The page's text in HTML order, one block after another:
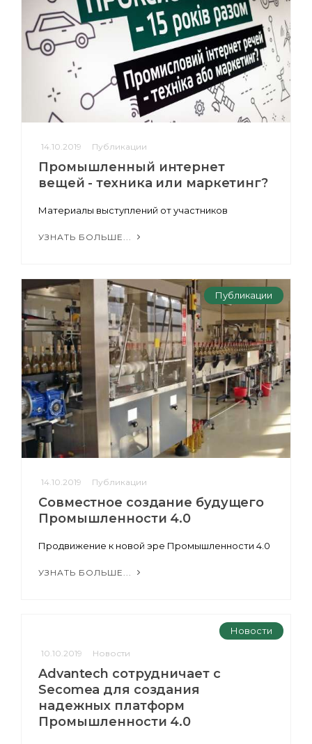
14.10.2019 Публикации
Промышленный интернет
вещей - техника или маркетинг?
Материалы выступлений от участников
УЗНАТЬ БОЛЬШЕ...
Публикации
14.10.2019 Публикации
Совместное создание будущего
Промышленности 4.0
Продвижение к новой эре Промышленности 4.0
УЗНАТЬ БОЛЬШЕ...
Новости
10.10.2019 Новости
Advantech сотрудничает с
Secomea для создания
надежных платформ
Промышленности 4.0